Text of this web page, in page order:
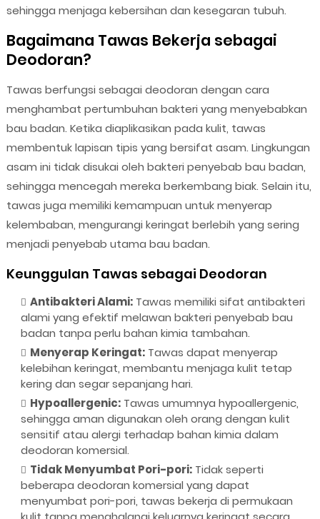
sehingga menjaga kebersihan dan kesegaran tubuh.
Bagaimana Tawas Bekerja sebagai
Deodoran?
Tawas berfungsi sebagai deodoran dengan cara
menghambat pertumbuhan bakteri yang menyebabkan
bau badan. Ketika diaplikasikan pada kulit, tawas
membentuk lapisan tipis yang bersifat asam. Lingkungan
asam ini tidak disukai oleh bakteri penyebab bau badan,
sehingga mencegah mereka berkembang biak. Selain itu,
tawas juga memiliki kemampuan untuk menyerap
kelembaban, mengurangi keringat berlebih yang sering
menjadi penyebab utama bau badan.
Keunggulan Tawas sebagai Deodoran
Antibakteri Alami:Tawas memiliki sifat antibakteri
alami yang efektif melawan bakteri penyebab bau
badan tanpa perlu bahan kimia tambahan.
Menyerap Keringat:Tawas dapat menyerap
kelebihan keringat, membantu menjaga kulit tetap
kering dan segar sepanjang hari.
Hypoallergenic:Tawas umumnya hypoallergenic,
sehingga aman digunakan oleh orang dengan kulit
sensitif atau alergi terhadap bahan kimia dalam
deodoran komersial.
Tidak Menyumbat Pori-pori:Tidak seperti
beberapa deodoran komersial yang dapat
menyumbat pori-pori, tawas bekerja di permukaan